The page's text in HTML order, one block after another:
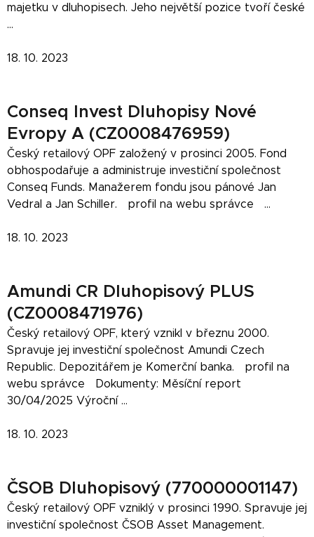
majetku v dluhopisech. Jeho největší pozice tvoří české
...
18. 10. 2023
Conseq Invest Dluhopisy Nové
Evropy A (CZ0008476959)
Český retailový OPF založený v prosinci 2005. Fond
obhospodařuje a administruje investiční společnost
Conseq Funds. Manažerem fondu jsou pánové Jan
Vedral a Jan Schiller. profil na webu správce ...
18. 10. 2023
Amundi CR Dluhopisový PLUS
(CZ0008471976)
Český retailový OPF, který vznikl v březnu 2000.
Spravuje jej investiční společnost Amundi Czech
Republic. Depozitářem je Komerční banka. profil na
webu správce Dokumenty: Měsíční report
30/04/2025 Výroční ...
18. 10. 2023
ČSOB Dluhopisový (770000001147)
Český retailový OPF vzniklý v prosinci 1990. Spravuje jej
investiční společnost ČSOB Asset Management.